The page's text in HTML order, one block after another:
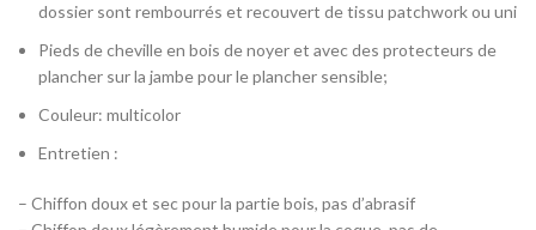
dossier sont rembourrés et recouvert de tissu patchwork ou uni
Pieds de cheville en bois de noyer et avec des protecteurs de
plancher sur la jambe pour le plancher sensible;
Couleur: multicolor
Entretien :
– Chiffon doux et sec pour la partie bois, pas d’abrasif